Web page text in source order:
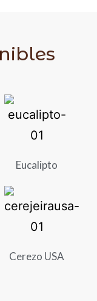
Eucalipto
Cerezo USA